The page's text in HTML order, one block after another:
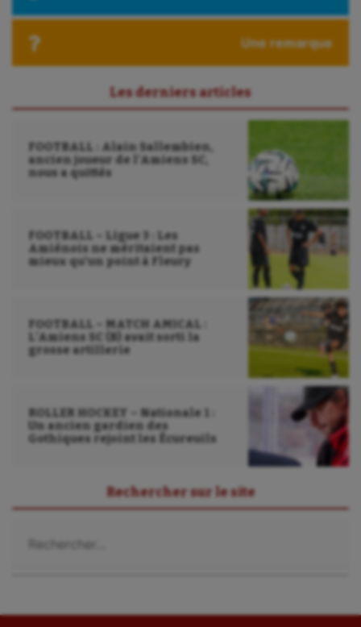
Sport-santé
Triathlon
UNSS
Voile
Water-polo
Une remarque
Les derniers articles
FOOTBALL : Alain Sallembien,
ancien joueur de l’Amiens SC,
nous a quittés
FOOTBALL – Ligue 3 : Les
Amiénois ne méritaient pas
mieux qu’un point à Fleury
FOOTBALL – MATCH AMICAL :
L’Amiens SC (B) avait sorti la
grosse artillerie
ROLLER HOCKEY – Nationale 1 :
Un ancien gardien des
Gothiques rejoint les Écureuils
Rechercher sur le site